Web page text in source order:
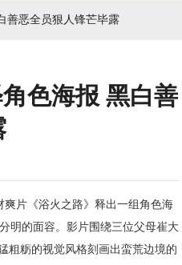
善恶全员狠人锋芒毕露
色海报 黑白善
片《浴火之路》释出一组角色海
明的面容。影片围绕三位父母崔大
粗粝的视觉风格刻画出蛮荒边境的